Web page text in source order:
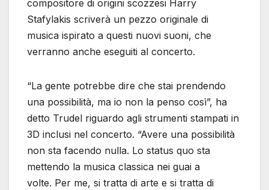
compositore di origini scozzesi Harry
Stafylakis scriverà un pezzo originale di
musica ispirato a questi nuovi suoni, che
verranno anche eseguiti al concerto.
“La gente potrebbe dire che stai prendendo
una possibilità, ma io non la penso così”, ha
detto Trudel riguardo agli strumenti stampati in
3D inclusi nel concerto. “Avere una possibilità
non sta facendo nulla. Lo status quo sta
mettendo la musica classica nei guai a
volte. Per me, si tratta di arte e si tratta di